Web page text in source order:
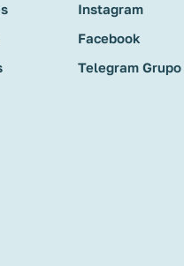
Instagram
Facebook
Telegram Grupo